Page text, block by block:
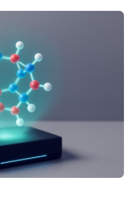
dann, wenn
Das zeigt neue
Professor of
ESMT Berlin, und
der Yale School of
zu dem Schluss,